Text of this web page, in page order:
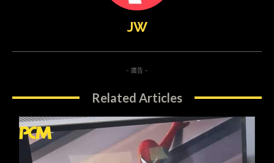
JW
- 廣告 -
Related Articles